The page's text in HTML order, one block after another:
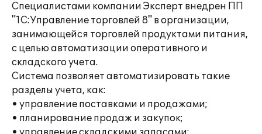
Специалистами компании Эксперт внедрен ПП
"1С:Управление торговлей 8" в организации,
занимающейся торговлей продуктами питания,
с целью автоматизации оперативного и
складского учета.
Система позволяет автоматизировать такие
разделы учета, как:
• управление поставками и продажами;
• планирование продаж и закупок;